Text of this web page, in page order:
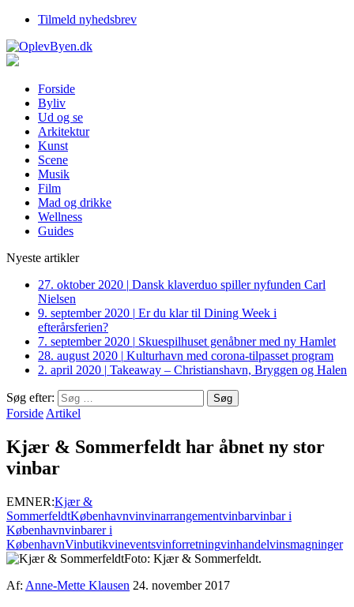
Tilmeld nyhedsbrev
Forside
Byliv
Ud og se
Arkitektur
Kunst
Scene
Musik
Film
Mad og drikke
Wellness
Guides
Nyeste artikler
27. oktober 2020 | Dansk klaverduo spiller nyfunden Carl
Nielsen
9. september 2020 | Er du klar til Dining Week i
efterårsferien?
7. september 2020 | Skuespilhuset genåbner med ny Hamlet
28. august 2020 | Kulturhavn med corona-tilpasset program
2. april 2020 | Takeaway – Christianshavn, Bryggen og Halen
Søg efter:
Forside Artikel
Kjær & Sommerfeldt har åbnet ny stor
vinbar
EMNER:Kjær &
SommerfeldtKøbenhavnvinvinarrangementvinbarvinbar i
Københavnvinbarer i
KøbenhavnVinbutikvineventsvinforretningvinhandelvinsmagninger
Foto: Kjær & Sommerfeldt.
Af: Anne-Mette Klausen 24. november 2017